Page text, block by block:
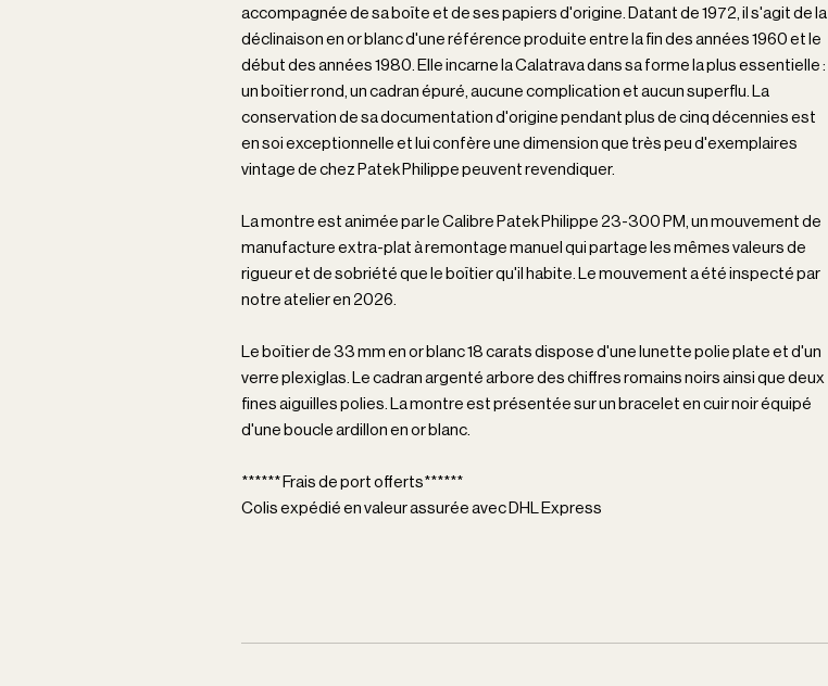
accompagnée de sa boîte et de ses papiers d'origine. Datant de 1972, il s'agit de la
déclinaison en or blanc d'une référence produite entre la fin des années 1960 et le
début des années 1980. Elle incarne la Calatrava dans sa forme la plus essentielle :
un boîtier rond, un cadran épuré, aucune complication et aucun superflu. La
conservation de sa documentation d'origine pendant plus de cinq décennies est
en soi exceptionnelle et lui confère une dimension que très peu d'exemplaires
vintage de chez Patek Philippe peuvent revendiquer.
La montre est animée par le Calibre Patek Philippe 23-300 PM, un mouvement de
manufacture extra-plat à remontage manuel qui partage les mêmes valeurs de
rigueur et de sobriété que le boîtier qu'il habite. Le mouvement a été inspecté par
notre atelier en 2026.
Le boîtier de 33 mm en or blanc 18 carats dispose d'une lunette polie plate et d'un
verre plexiglas. Le cadran argenté arbore des chiffres romains noirs ainsi que deux
fines aiguilles polies. La montre est présentée sur un bracelet en cuir noir équipé
d'une boucle ardillon en or blanc.
****** Frais de port offerts******
Colis expédié en valeur assurée avec DHL Express